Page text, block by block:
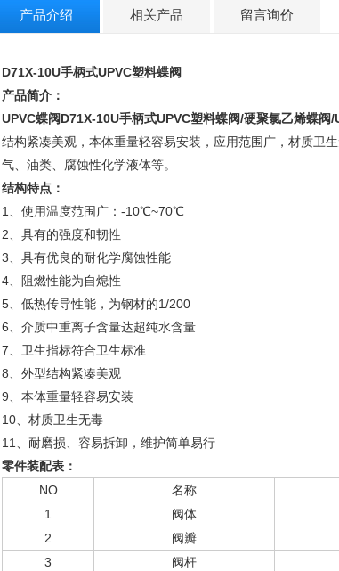
产品介绍 相关产品 留言询价
D71X-10U手柄式UPVC塑料蝶阀
产品简介：
UPVC蝶阀D71X-10U手柄式UPVC塑料蝶阀/硬聚氯乙烯蝶阀
结构紧凑美观，本体重量轻容易安装，应用范围广，材质卫
气、油类、腐蚀性化学液体等。
结构特点：
1、使用温度范围广：-10℃~70℃
2、具有的强度和韧性
3、具有优良的耐化学腐蚀性能
4、阻燃性能为自熄性
5、低热传导性能，为钢材的1/200
6、介质中重离子含量达超纯水含量
7、卫生指标符合卫生标准
8、外型结构紧凑美观
9、本体重量轻容易安装
10、材质卫生无毒
11、耐磨损、容易拆卸，维护简单易行
零件装配表：
NO
名称
1
阀体
2
阀瓣
3
阀杆